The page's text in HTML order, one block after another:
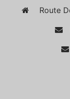
Route